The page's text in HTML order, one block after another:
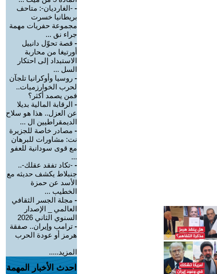
- -الغارديان-: متاحف
بريطانيا خسرت
مجموعة حفريات مهمة
جراء نق ...
- قصة تحوّل دانييل
أورتيغا من محاربة
الاستبداد إلى احتكار
السل ...
- روسيا وأوكرانيا تلجآن
لحرب الخوارزميات..
فمن يصمد أكثر؟
- الرقابة المالية بديلا
عن العزل.. هذا هو سلاح
الديمقراطيين ال ...
- مصادر خاصة للجزيرة
نت: مشاورات للبرهان
مع قوى سودانية للعفو
...
- -تكاد تفقد عقلك-..
جنبلاط يكشف حديثه مع
الأسد عن حمزة
الخطيب ...
- مجلة الجسر الثقافي
العالمي _ الإصدار
السنوي الثاني 2026
- ترامب وإيران.. صفقة
هرمز أو عودة الحرب
المزيد.....
احدث الأخبار المهمة